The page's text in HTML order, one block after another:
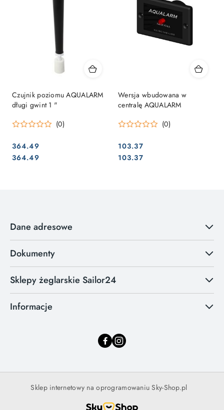
Czujnik poziomu AQUALARM
długi gwint 1 "
(0)
Cena:
364.49
Cena:
364.49
Wersja wbudowana w
centralę AQUALARM
(0)
Cena:
103.37
Cena:
103.37
Dane adresowe
Dokumenty
Sklepy żeglarskie Sailor24
Informacje
Sklep internetowy na oprogramowaniu Sky-Shop.pl